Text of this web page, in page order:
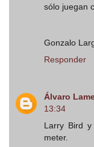
sólo juegan
Gonzalo
Responder
Álvaro
13:34
Larry Bird
meter.